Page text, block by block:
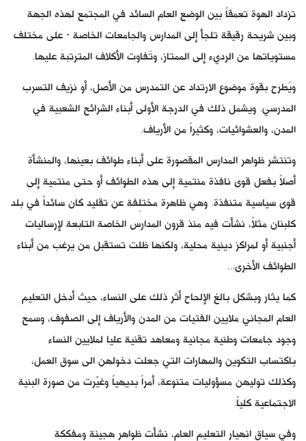
تزداد الهوة تعمقاً بين الوضع العام السائد في المجتمع لهذه الجهة
وبين شريحة رقيقة تلجأ إلى المدارس والجامعات الخاصة - على مختلف
مستوياتها من الرديء إلى الممتاز، وتَفاوت الأكلاف المترتبة عليها.
ويُطرح بقوة موضوع الارتداد عن التمدرس من الأصل، أو نزيف التسرب
المدرسي. ويشمل ذلك في الدرجة الأولى أبناء الشرائح الشعبية في
المدن، والعشوائيات، وكثيراً من الأرياف.
وتنتشر ظواهر المدارس المقصورة على أبناء طوائف بعينها، والمنشأة
أصلاً بفعل قوى نافذة منتمية إلى هذه الطوائف أو حتى منتمية إلى
قوى سياسية متنفذة. وهي ظاهرة مختلِفة عن تقليد كان سائداً في بلد
كلبنان مثلاً، نشأت فيه منذ قرون المدارس الخاصة التابعة لإرساليات
أجنبية أو لمراكز دينية محلية، ولكنها ظلت تستقبل من يرغب من أبناء
الطوائف الأخرى...
كما يثار وبشكل بالغ الإلحاح أثر ذلك على النساء، حيث أدخل التعليم
العام المجاني ملايين الفتيات من المدن والأرياف إلى الصفوف، وسمح
وجود جامعات وطنية مجانية ومعاهد تقنية عليا لملايين النساء
باكتساب التكوين والمهارات التي جعلت دخولهن الى سوق العمل،
وكذلك توليهن مسؤوليات متنوعة، أمراً بديهياً وغيّرت من صورة البنية
الاجتماعية كلياً.
وفي سياق انهيار التعليم العام، نشأت ظواهر هجينة ومفككة